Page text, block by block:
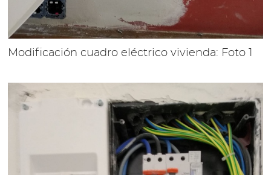
Modificación cuadro eléctrico vivienda: Foto 1